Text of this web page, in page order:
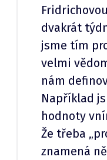
dvakrát
jsme tím
velmi
nám
Například
hodnoty
Že třeba
znamená